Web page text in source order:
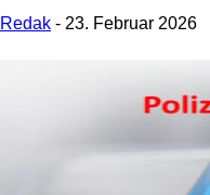
Redak - 23. Februar 2026